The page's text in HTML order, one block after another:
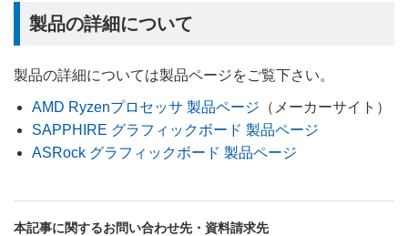
製品の詳細について
製品の詳細については製品ページをご覧下さい。
AMD Ryzenプロセッサ 製品ページ （メーカーサイト）
SAPPHIRE グラフィックボード 製品ページ
ASRock グラフィックボード 製品ページ
本記事に関するお問い合わせ先・資料請求先